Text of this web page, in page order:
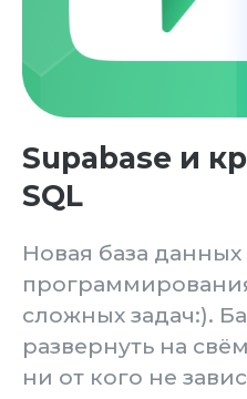
Нужна
персональная
консультация?
ЭТО БЕСПЛАТНО